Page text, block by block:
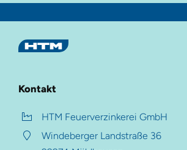
Kontakt
HTM Feuerverzinkerei GmbH
Windeberger Landstraße 36
Langfristiger Schutz für Stahl
Technologie
Für Tragkonstruktionen
Hauptmenü